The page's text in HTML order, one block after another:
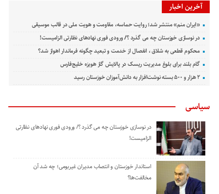
آخرین اخبار
«ایران منم» منتشر شد؛ روایت حماسه، مقاومت و هویت ملی در قالب موسیقی
در نوسازی خوزستان چه می گذرد ؟/ ورودی فوری نهادهای نظارتی الزامیست!
محکوم قطعی به شلاق ، انفصال از خدمت و تبعید چگونه فرماندار اهواز شد؟
گام بلند برای بلوغ مدیریت ریسک در پالایش گاز هویزه خلیج‌فارس
۲ هزار و ۵۰۰ بسته نوشت‌افزار به دانش‌آموزان خوزستان رسید
سیاسی
در نوسازی خوزستان چه می گذرد ؟/ ورودی فوری نهادهای نظارتی
الزامیست!
استاندار خوزستان و انتصاب مدیران غیربومی؛ چه شد آن
مخالفت‌ها؟